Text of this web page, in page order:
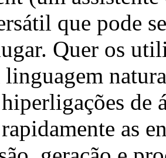
que pode
Quer os
linguagem
de
as